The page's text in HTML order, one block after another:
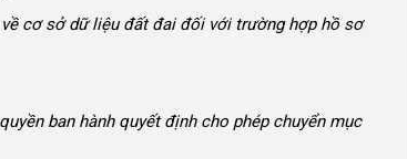
cơ sở dữ liệu đất đai đối với trường hợp hồ sơ
ban hành quyết định cho phép chuyển mục